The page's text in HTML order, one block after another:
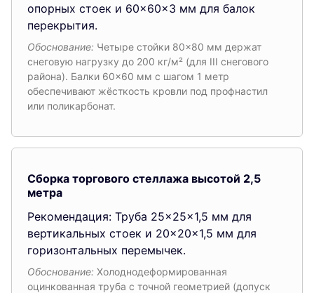
опорных стоек и 60×60×3 мм для балок
перекрытия.
Обоснование: Четыре стойки 80×80 мм держат
снеговую нагрузку до 200 кг/м² (для III снегового
района). Балки 60×60 мм с шагом 1 метр
обеспечивают жёсткость кровли под профнастил
или поликарбонат.
Сборка торгового стеллажа высотой 2,5
метра
Рекомендация: Труба 25×25×1,5 мм для
вертикальных стоек и 20×20×1,5 мм для
горизонтальных перемычек.
Обоснование: Холоднодеформированная
оцинкованная труба с точной геометрией (допуск